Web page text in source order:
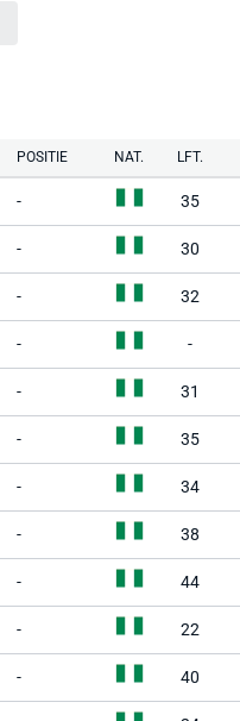
POSITIE NAT. LFT.
- 35
- 30
- 32
- -
- 31
- 35
- 34
- 38
- 44
- 22
- 40